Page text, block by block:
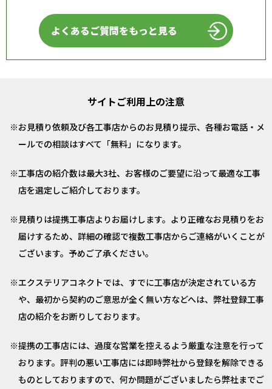
よくあるご質問をもっと見る
サイトご利用上の注意
お見積り依頼及び各工事店からのお見積り提示、各種お電話・メ
ールでの相談はすべて「無料」になります。
工事店の紹介数は最大3社、お客様のご要望に沿って最適な工事
店を選定しご紹介しております。
見積りは提携工事店よりお届けします。より正確なお見積りをお
届けするため、詳細の確認で複数工事店からご連絡がいくことが
ございます。予めご了承ください。
エクステリアコネクトでは、すでに工事店が決定されている方
や、最初から契約のご意思が全く無い方などへは、弊社登録工事
店の紹介をお断りしております。
提携の工事店には、過度な営業を控えるよう厳重な注意を行って
おります。評判の悪い工事店には即時弊社から登録を解除できる
ものとしておりますので、何か問題がございましたら弊社までご